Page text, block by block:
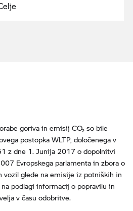
goriva in emisij CO₂ so bile
postopka WLTP, določenega v
z dne 1. Junija 2017 o dopolnitvi
Evropskega parlamenta in zbora o
vozil glede na emisije iz potniških in
podlagi informacij o popravilu in
v času odobritve.